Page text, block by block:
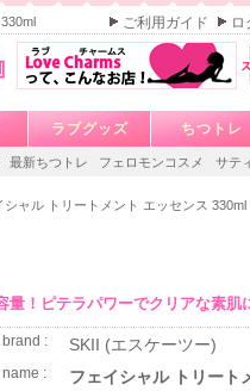
ご利用ガイド ロ
ラブグッズ ちつトレ
最新ちつトレ フェロモンコスメ サテ
シャル トリートメント エッセンス 330ml
量！ピテラパワーでクリアな素肌
brand : SKII (エスケーツー)
name : フェイシャル トリート